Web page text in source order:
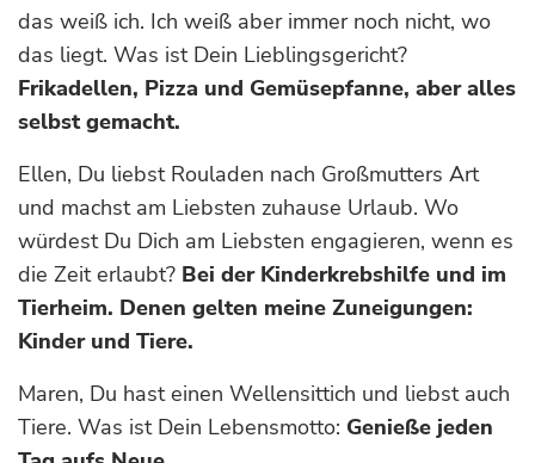
das weiß ich. Ich weiß aber immer noch nicht, wo
das liegt. Was ist Dein Lieblingsgericht?
Frikadellen, Pizza und Gemüsepfanne, aber alles
selbst gemacht.
Ellen, Du liebst Rouladen nach Großmutters Art
und machst am Liebsten zuhause Urlaub. Wo
würdest Du Dich am Liebsten engagieren, wenn es
die Zeit erlaubt? Bei der Kinderkrebshilfe und im
Tierheim. Denen gelten meine Zuneigungen:
Kinder und Tiere.
Maren, Du hast einen Wellensittich und liebst auch
Tiere. Was ist Dein Lebensmotto: Genieße jeden